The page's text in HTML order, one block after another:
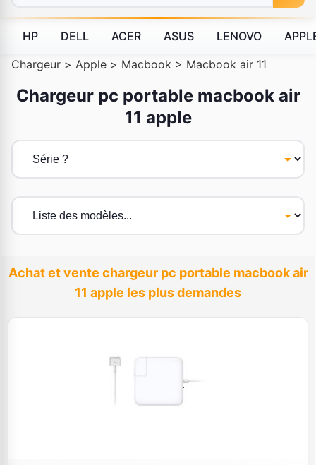
HP DELL ACER ASUS LENOVO
Chargeur > Apple > Macbook > Macbook air 11
Chargeur pc portable macbook air
11 apple
Achat et vente chargeur pc portable macbook air
11 apple les plus demandes